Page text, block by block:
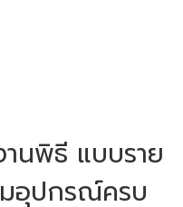
านพิธี แบบราย
อุปกรณ์ครบ